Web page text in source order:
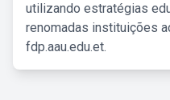
utilizando estratégias
renomadas instituições
fdp.aau.edu.et.